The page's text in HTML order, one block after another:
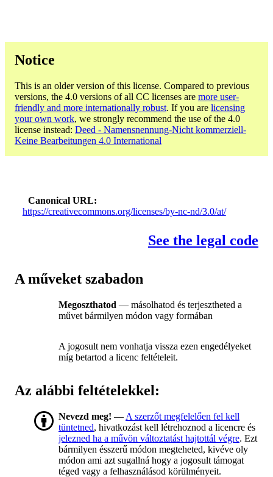
Notice
This is an older version of this license. Compared to previous
versions, the 4.0 versions of all CC licenses are more user-
friendly and more internationally robust. If you are licensing
your own work, we strongly recommend the use of the 4.0
license instead: Deed - Namensnennung-Nicht kommerziell-
Keine Bearbeitungen 4.0 International
Canonical URL
https://creativecommons.org/licenses/by-nc-nd/3.0/at/
See the legal code
A műveket szabadon
Megoszthatod — másolhatod és terjesztheted a
művet bármilyen módon vagy formában
A jogosult nem vonhatja vissza ezen engedélyeket
míg betartod a licenc feltételeit.
Az alábbi feltételekkel:
Nevezd meg! — A szerzőt megfelelően fel kell
tüntetned, hivatkozást kell létrehoznod a licencre és
jelezned ha a művön változtatást hajtottál végre. Ezt
bármilyen ésszerű módon megteheted, kivéve oly
módon ami azt sugallná hogy a jogosult támogat
téged vagy a felhasználásod körülményeit.